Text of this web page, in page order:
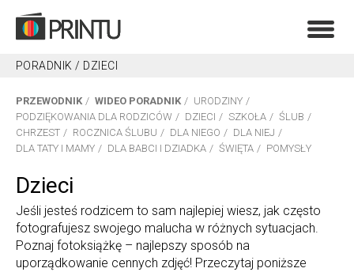
PORADNIK / DZIECI
PRZEWODNIK WIDEO PORADNIK
URODZINY
PODZIĘKOWANIA DLA RODZICÓW
DZIECI SZKOŁA
ŚLUB
CHRZEST
ROCZNICA ŚLUBU DLA NIEGO
DLA NIEJ
DLA TATY I MAMY
DLA BABCI I DZIADKA ŚWIĘTA POMYSŁY
Dzieci
Jeśli jesteś rodzicem to sam najlepiej wiesz, jak często
fotografujesz swojego malucha w różnych sytuacjach.
Poznaj fotoksiążkę – najlepszy sposób na
uporządkowanie cennych zdjęć! Przeczytaj poniższe